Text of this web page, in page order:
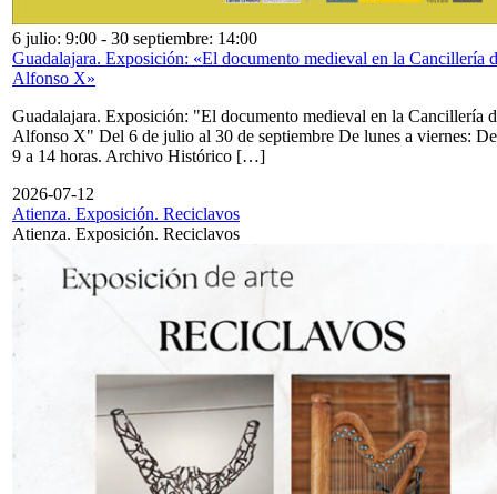
6 julio: 9:00 - 30 septiembre: 14:00
Guadalajara. Exposición: «El documento medieval en la Cancillería
Alfonso X»
Guadalajara. Exposición: "El documento medieval en la Cancillería
Alfonso X" Del 6 de julio al 30 de septiembre De lunes a viernes: De
9 a 14 horas. Archivo Histórico […]
2026-07-12
Atienza. Exposición. Reciclavos
Atienza. Exposición. Reciclavos